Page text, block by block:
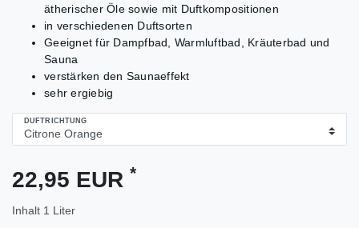
ätherischer Öle sowie mit Duftkompositionen
in verschiedenen Duftsorten
Geeignet für Dampfbad, Warmluftbad, Kräuterbad und
Sauna
verstärken den Saunaeffekt
sehr ergiebig
DUFTRICHTUNG
22,95 EUR *
Inhalt 1 Liter